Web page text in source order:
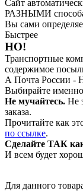
Сайт
РАЗНЫМИ
Вы сами
Быстрее
НО!
Транспортные
содержимое
А Почта России -
Выбирайте
Не мучайтесь. Не
заказа.
Прочитайте как
по ссылке.
Сделайте ТАК
И всем будет
Для данного